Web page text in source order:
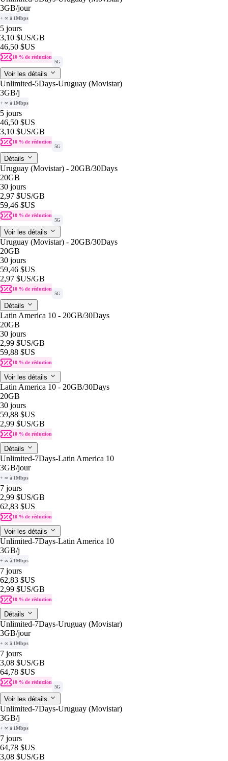
3GB/jour
+ ∞ à 1Mbps
5 jours
3,10 $US/GB
46,50 $US
10 % de réduction
5G
Voir les détails
Unlimited-5Days-Uruguay (Movistar)
3GB/j
+ ∞ à 1Mbps
5 jours
46,50 $US
3,10 $US/GB
10 % de réduction
5G
Détails
Uruguay (Movistar) - 20GB/30Days
20GB
30 jours
2,97 $US/GB
59,46 $US
10 % de réduction
5G
Voir les détails
Uruguay (Movistar) - 20GB/30Days
20GB
30 jours
59,46 $US
2,97 $US/GB
10 % de réduction
5G
Détails
Latin America 10 - 20GB/30Days
20GB
30 jours
2,99 $US/GB
59,88 $US
10 % de réduction
Voir les détails
Latin America 10 - 20GB/30Days
20GB
30 jours
59,88 $US
2,99 $US/GB
10 % de réduction
Détails
Unlimited-7Days-Latin America 10
3GB/jour
+ ∞ à 1Mbps
7 jours
2,99 $US/GB
62,83 $US
10 % de réduction
Voir les détails
Unlimited-7Days-Latin America 10
3GB/j
+ ∞ à 1Mbps
7 jours
62,83 $US
2,99 $US/GB
10 % de réduction
Détails
Unlimited-7Days-Uruguay (Movistar)
3GB/jour
+ ∞ à 1Mbps
7 jours
3,08 $US/GB
64,78 $US
10 % de réduction
5G
Voir les détails
Unlimited-7Days-Uruguay (Movistar)
3GB/j
+ ∞ à 1Mbps
7 jours
64,78 $US
3,08 $US/GB